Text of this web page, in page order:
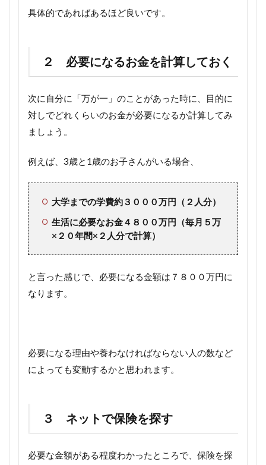
具体的であればあるほど良いです。
２ 必要になるお金を計算しておく
次に自分に「万が一」のことがあった時に、目的に
対しでどれくらいのお金が必要になるか計算してみ
ましょう。
例えば、3歳と1歳のお子さんがいる場合、
大学までの学費約３０００万円（２人分）
生活に必要なお金４８００万円（毎月５万
×２０年間×２人分で計算）
と言った感じで、必要になる金額は７８００万円に
なります。
必要になる理由や養わなければならない人の数など
によっても変動するかと思われます。
３ ネットで保険を探す
必要な金額がある程度わかったところで、保険を探